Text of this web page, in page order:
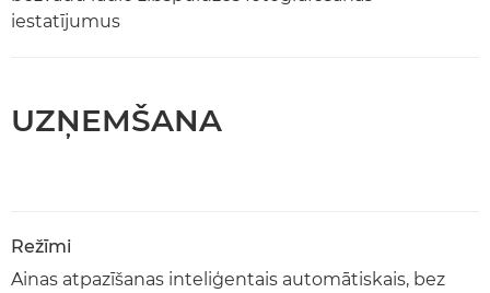
iestatījumus
UZŅEMŠANA
Režīmi
Ainas atpazīšanas inteliģentais automātiskais, bez